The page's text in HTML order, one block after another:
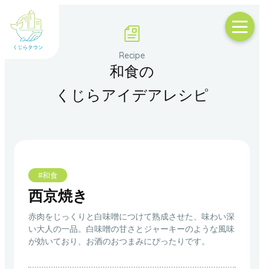
和食の
くじらアイデアレシピ
#和食
西京焼き
赤肉をじっくりと白味噌につけて熟成させた、味わい深
い大人の一品。白味噌の甘さとジャーキーのような風味
が効いており、お酒のおつまみにぴったりです。